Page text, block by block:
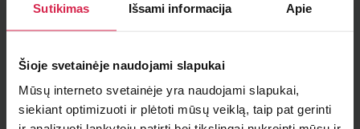
Sutikimas Išsami informacija Apie
Šioje svetainėje naudojami slapukai
Mūsų interneto svetainėje yra naudojami slapukai,
siekiant optimizuoti ir plėtoti mūsų veiklą, taip pat gerinti
Teirautis apie prekę
Radai pigiau ?